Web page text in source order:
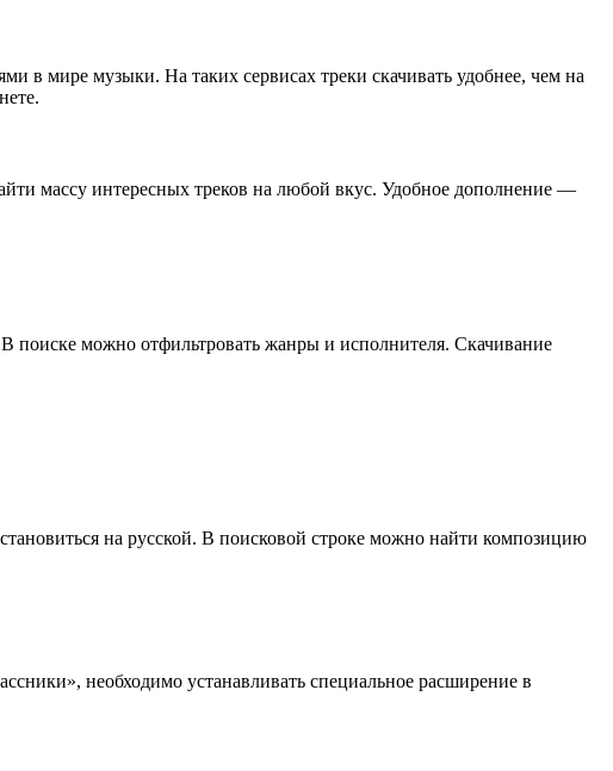
в мире музыки. На таких сервисах треки скачивать удобнее, чем на
массу интересных треков на любой вкус. Удобное дополнение —
поиске можно отфильтровать жанры и исполнителя. Скачивание
на русской. В поисковой строке можно найти композицию
необходимо устанавливать специальное расширение в